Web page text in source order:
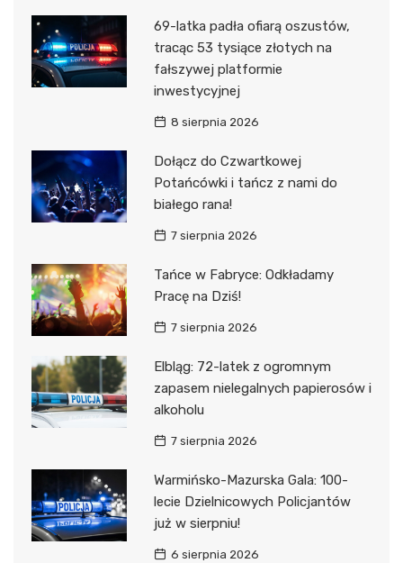
69-latka padła ofiarą oszustów,
tracąc 53 tysiące złotych na
fałszywej platformie
inwestycyjnej
8 sierpnia 2026
Dołącz do Czwartkowej
Potańcówki i tańcz z nami do
białego rana!
7 sierpnia 2026
Tańce w Fabryce: Odkładamy
Pracę na Dziś!
7 sierpnia 2026
Elbląg: 72-latek z ogromnym
zapasem nielegalnych papierosów i
alkoholu
7 sierpnia 2026
Warmińsko-Mazurska Gala: 100-
lecie Dzielnicowych Policjantów
już w sierpniu!
6 sierpnia 2026